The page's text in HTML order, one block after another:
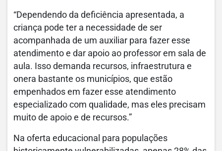
“Dependendo da deficiência apresentada, a
criança pode ter a necessidade de ser
acompanhada de um auxiliar para fazer esse
atendimento e dar apoio ao professor em sala de
aula. Isso demanda recursos, infraestrutura e
onera bastante os municípios, que estão
empenhados em fazer esse atendimento
especializado com qualidade, mas eles precisam
muito de apoio e de recursos.”
Na oferta educacional para populações